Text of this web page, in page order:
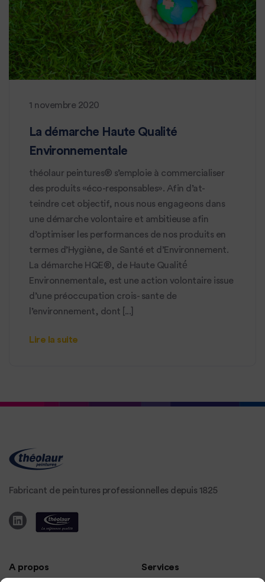
1 novembre 2020
La démarche Haute Qualité
Environnementale
théolaur peintures® s’emploie à commercialiser
des produits «éco-responsables». Afin d’at-
teindre cet objectif, nous nous engageons dans
une démarche volontaire et ambitieuse afin
d’optimiser les performances de nos produits en
termes d’Hygiène, de Santé et d’Environnement.
La démarche HQE®, de Haute Qualité́
Environnementale, est une action volontaire issue
d’une préoccupation crois- sante de
l’environnement, dont [...]
Lire la suite
Fabricant de peintures professionnelles depuis 1825
A propos Services